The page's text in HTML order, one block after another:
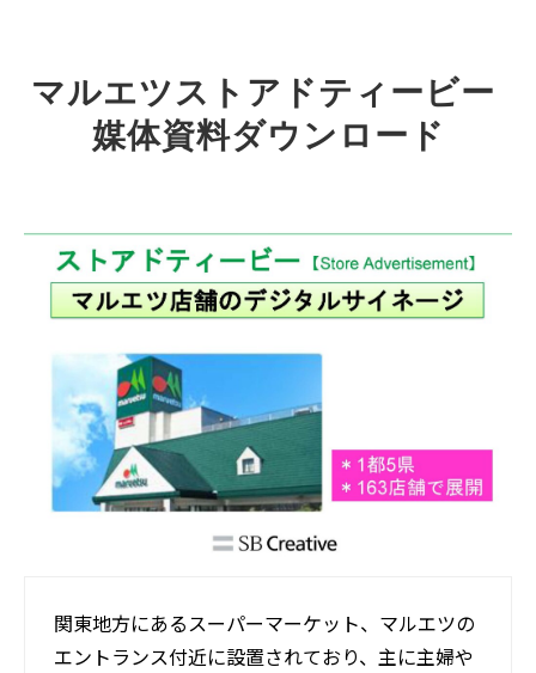
マルエツストアドティービー
媒体資料ダウンロード
関東地方にあるスーパーマーケット、マルエツの
エントランス付近に設置されており、主に主婦や